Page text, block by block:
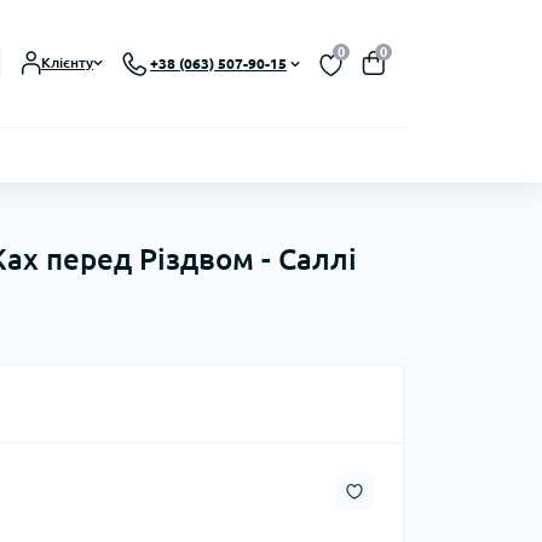
Клієнту +38 (063) 507-90-15
0 0
перед Різдвом - Саллі